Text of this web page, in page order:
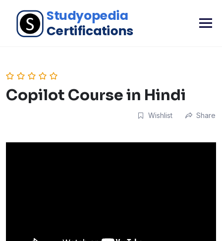
Copilot Course in Hindi
Wishlist Share